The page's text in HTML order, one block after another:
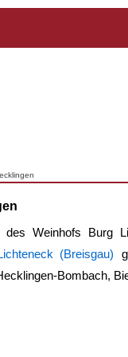
Weinhofs Burg
(Breisgau)
Bombach,